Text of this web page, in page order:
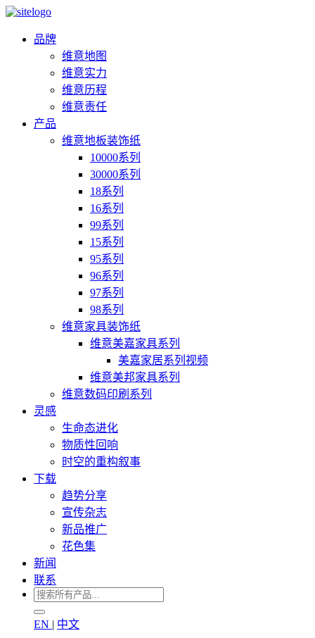
品牌
维意地图
维意实力
维意历程
维意责任
产品
维意地板装饰纸
10000系列
30000系列
18系列
16系列
99系列
15系列
95系列
96系列
97系列
98系列
维意家具装饰纸
维意美嘉家具系列
美嘉家居系列视频
维意美邦家具系列
维意数码印刷系列
灵感
生命态进化
物质性回响
时空的重构叙事
下载
趋势分享
宣传杂志
新品推广
花色集
新闻
联系
EN | 中文